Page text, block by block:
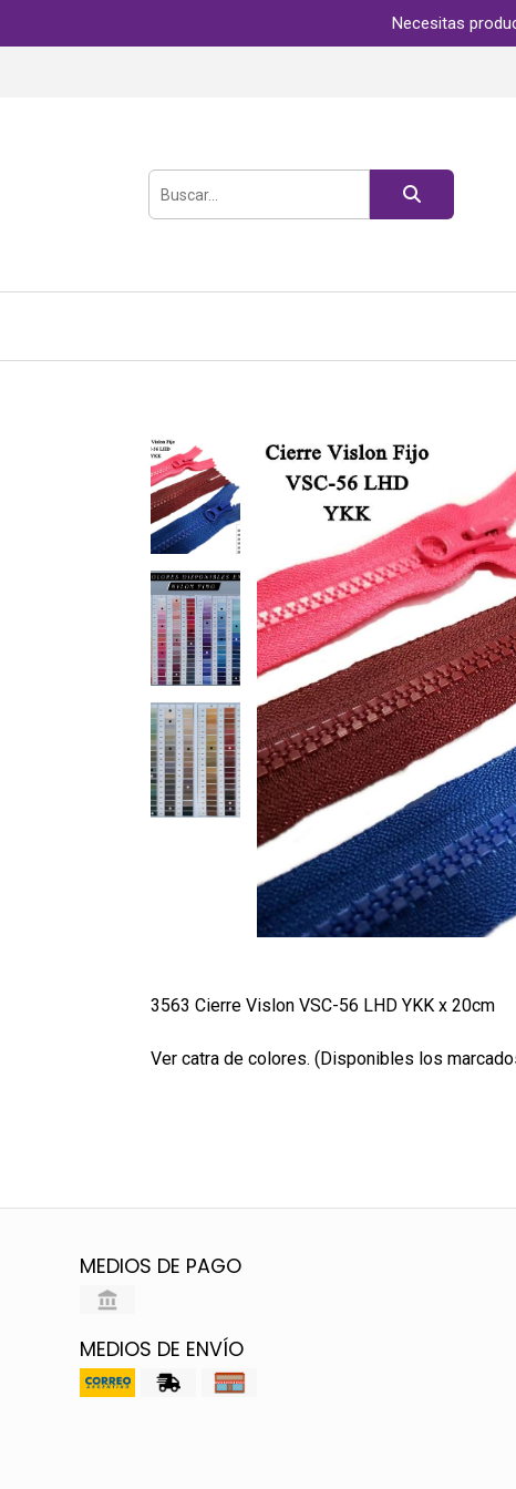
Necesitas
3563 Cierre Vislon VSC-56 LHD YKK x 20cm
Ver catra de colores. (Disponibles los
MEDIOS DE PAGO
MEDIOS DE ENVÍO